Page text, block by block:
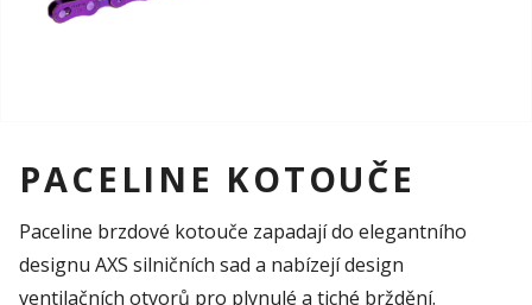
PACELINE KOTOUČE
Paceline brzdové kotouče zapadají do elegantního
designu AXS silničních sad a nabízejí design
ventilačních otvorů pro plynulé a tiché brždění.